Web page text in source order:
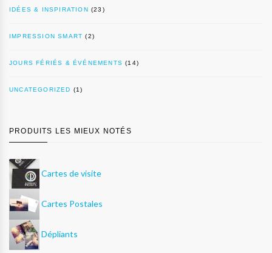
IDÉES & INSPIRATION (23)
IMPRESSION SMART (2)
JOURS FÉRIÉS & ÉVÉNEMENTS (14)
UNCATEGORIZED (1)
PRODUITS LES MIEUX NOTÉS
Cartes de visite
Cartes Postales
Dépliants